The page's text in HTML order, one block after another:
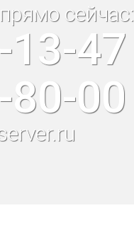
сейчас:
13-47
80-00